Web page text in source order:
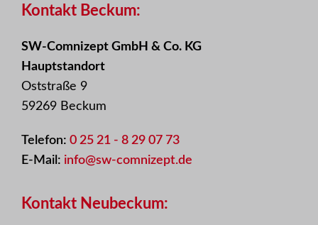
Kontakt Beckum:
SW-Comnizept GmbH & Co. KG
Hauptstandort
Oststraße 9
59269 Beckum
Telefon: 0 25 21 - 8 29 07 73
E-Mail: info@sw-comnizept.de
Kontakt Neubeckum: